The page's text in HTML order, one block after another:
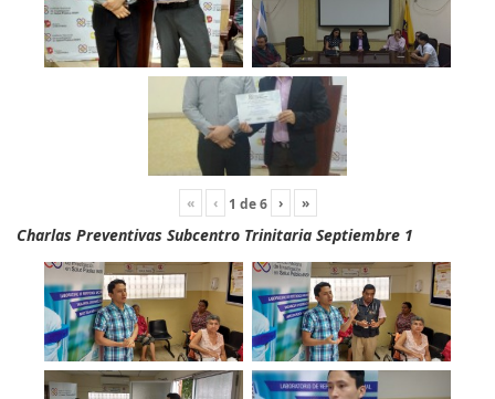
« ‹ 1 de6 › »
Charlas Preventivas Subcentro Trinitaria Septiembre 1